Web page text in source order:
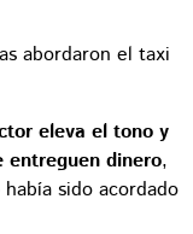
abordaron el taxi
eleva el tono y
entreguen dinero,
sido acordado